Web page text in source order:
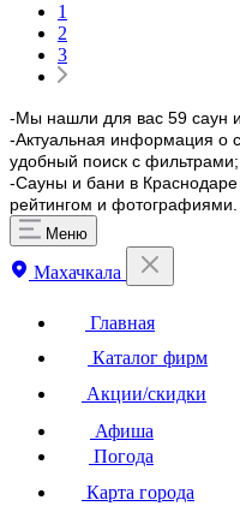
1
2
3
-Мы нашли для вас 59 саун
-Актуальная информация о
удобный поиск с фильтрами;
-Сауны и бани в
рейтингом и фотографиями.
Меню
Махачкала
Главная
Каталог фирм
Акции/скидки
Афиша
Погода
Карта города